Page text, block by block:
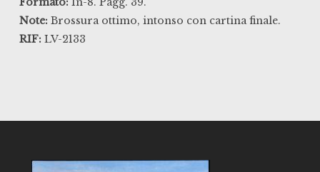
Note: Brossura ottimo, intonso con cartina finale.
RIF: LV-2133